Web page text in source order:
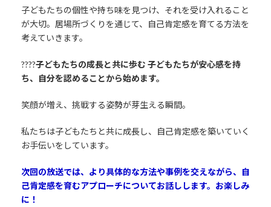
子どもたちの個性や持ち味を見つけ、それを受け入れること
が大切。居場所づくりを通じて、自己肯定感を育てる方法を
考えていきます。
????子どもたちの成長と共に歩む 子どもたちが安心感を持
ち、自分を認めることから始めます。
笑顔が増え、挑戦する姿勢が芽生える瞬間。
私たちは子どもたちと共に成長し、自己肯定感を築いていく
お手伝いをしています。
次回の放送では、より具体的な方法や事例を交えながら、自
己肯定感を育むアプローチについてお話しします。お楽しみ
に！